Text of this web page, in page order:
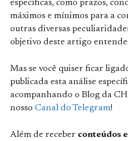
específicas, como prazos,
máximos e mínimos para a
outras diversas
objetivo deste artigo
Mas se você quiser ficar
publicada esta análise
acompanhando o Blog da
nosso Canal do Telegram!
Além de receber conteúdos